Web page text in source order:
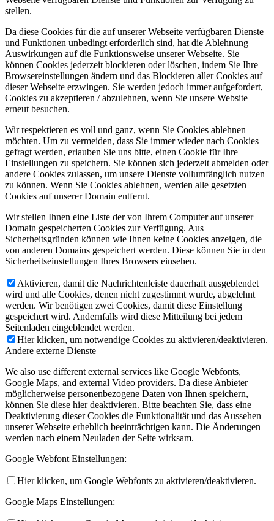
stellen.
Da diese Cookies für die auf unserer Webseite verfügbaren Dienste
und Funktionen unbedingt erforderlich sind, hat die Ablehnung
Auswirkungen auf die Funktionsweise unserer Webseite. Sie
können Cookies jederzeit blockieren oder löschen, indem Sie Ihre
Browsereinstellungen ändern und das Blockieren aller Cookies auf
dieser Webseite erzwingen. Sie werden jedoch immer aufgefordert,
Cookies zu akzeptieren / abzulehnen, wenn Sie unsere Website
erneut besuchen.
Wir respektieren es voll und ganz, wenn Sie Cookies ablehnen
möchten. Um zu vermeiden, dass Sie immer wieder nach Cookies
gefragt werden, erlauben Sie uns bitte, einen Cookie für Ihre
Einstellungen zu speichern. Sie können sich jederzeit abmelden oder
andere Cookies zulassen, um unsere Dienste vollumfänglich nutzen
zu können. Wenn Sie Cookies ablehnen, werden alle gesetzten
Cookies auf unserer Domain entfernt.
Wir stellen Ihnen eine Liste der von Ihrem Computer auf unserer
Domain gespeicherten Cookies zur Verfügung. Aus
Sicherheitsgründen können wie Ihnen keine Cookies anzeigen, die
von anderen Domains gespeichert werden. Diese können Sie in den
Sicherheitseinstellungen Ihres Browsers einsehen.
Aktivieren, damit die Nachrichtenleiste dauerhaft ausgeblendet
wird und alle Cookies, denen nicht zugestimmt wurde, abgelehnt
werden. Wir benötigen zwei Cookies, damit diese Einstellung
gespeichert wird. Andernfalls wird diese Mitteilung bei jedem
Seitenladen eingeblendet werden.
Hier klicken, um notwendige Cookies zu aktivieren/deaktivieren.
Andere externe Dienste
We also use different external services like Google Webfonts,
Google Maps, and external Video providers. Da diese Anbieter
möglicherweise personenbezogene Daten von Ihnen speichern,
können Sie diese hier deaktivieren. Bitte beachten Sie, dass eine
Deaktivierung dieser Cookies die Funktionalität und das Aussehen
unserer Webseite erheblich beeinträchtigen kann. Die Änderungen
werden nach einem Neuladen der Seite wirksam.
Google Webfont Einstellungen:
Hier klicken, um Google Webfonts zu aktivieren/deaktivieren.
Google Maps Einstellungen: